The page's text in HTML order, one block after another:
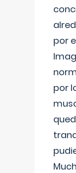
por
por